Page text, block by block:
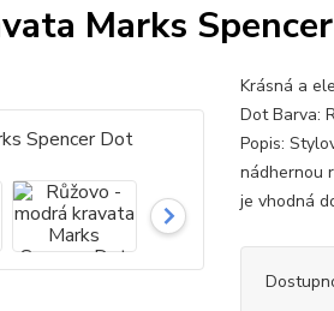
Marks
Krásná a
Dot Barva:
Popis:
nádhernou
je vhodná